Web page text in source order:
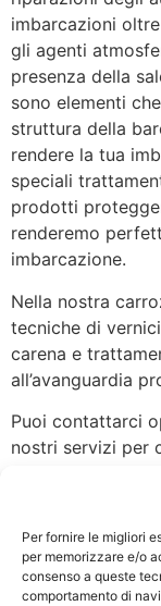
Per fornire le migliori
per memorizzare e/o
consenso a queste
comportamento di
imbarcazioni
gli agenti
presenza della
sono elementi
struttura della
rendere la tua
speciali
prodotti
renderemo
imbarcazione.
Nella nostra
tecniche di
carena e
all’avanguardia
Puoi contattarci
nostri servizi per
Se non hai
noi per le
HOME PAGE